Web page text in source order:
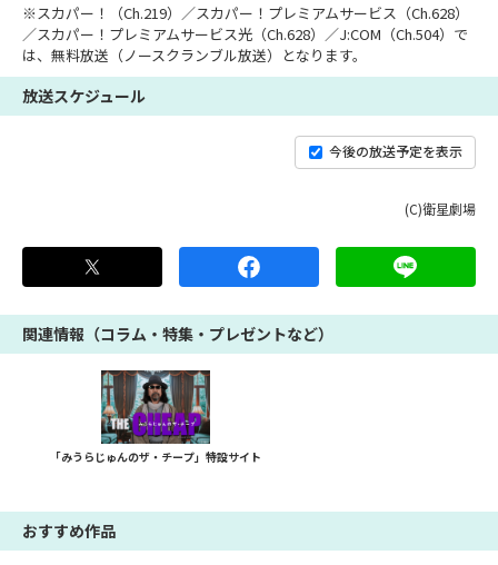
※スカパー！（Ch.219）／スカパー！プレミアムサービス（Ch.628）
／スカパー！プレミアムサービス光（Ch.628）／J:COM（Ch.504）で
は、無料放送（ノースクランブル放送）となります。
放送スケジュール
今後の放送予定を表示
(C)衛星劇場
関連情報（コラム・特集・プレゼントなど）
「みうらじゅんのザ・チープ」特設サイト
おすすめ作品